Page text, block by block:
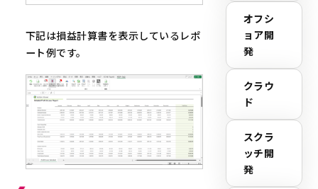
下記は損益計算書を表示しているレポ
ート例です。
オフシ
ョア開
発
クラウ
ド
スクラ
ッチ開
発